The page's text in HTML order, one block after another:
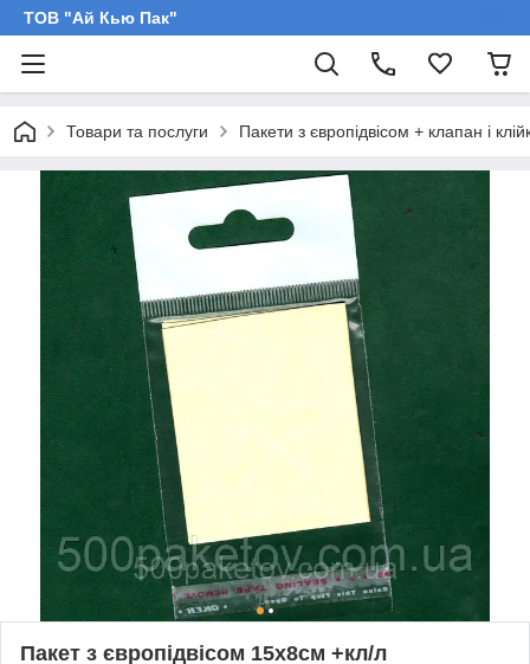
ТОВ "Ай Кью Пак"
Товари та послуги Пакети з європідвісом + клапан і
Пакет з європідвісом 15х8см +кл/л